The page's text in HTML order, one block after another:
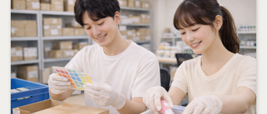
[2026-07-16]
見学・体験利用の流れを
知ろう！スタイルサポートラボひだまり
[2026-07-13]
就労継続支援B型スタイル
サポートラボ ひだまりの見学・体験利用の流れ
[2026-07-06]
就労継続支援B型「ひだま
り」の対象者について